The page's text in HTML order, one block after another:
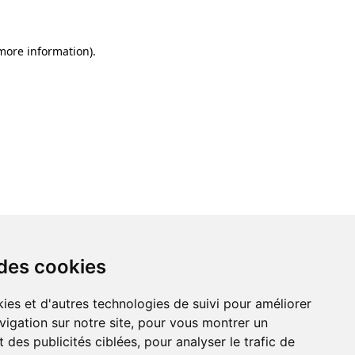
cookies
et d'autres technologies de suivi pour améliorer
sur notre site, pour vous montrer un
des publicités ciblées, pour analyser le trafic de
information).